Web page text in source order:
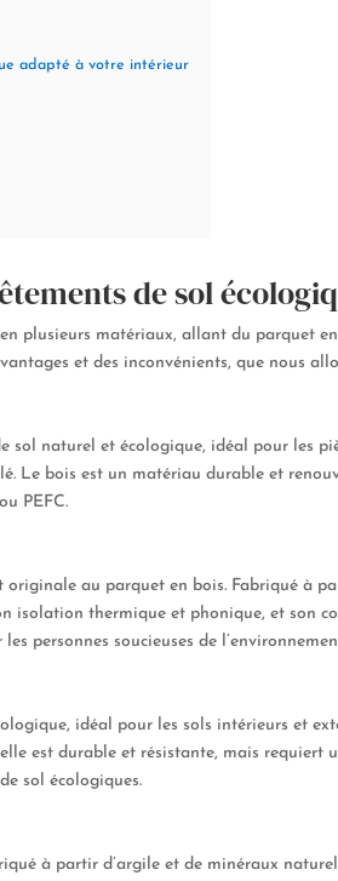
adapté à votre intérieur
de sol
plusieurs matériaux, allant du parquet
et des inconvénients, que nous
sol naturel et écologique, idéal pour les
Le bois est un matériau durable et
PEFC.
au parquet en bois. Fabriqué à
isolation thermique et phonique, et son
personnes soucieuses de
idéal pour les sols intérieurs et
est durable et résistante, mais requiert
sol écologiques.
à partir d’argile et de minéraux